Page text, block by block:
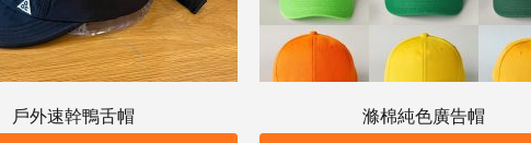
戶外速幹鴨舌帽 滌棉純色廣告帽